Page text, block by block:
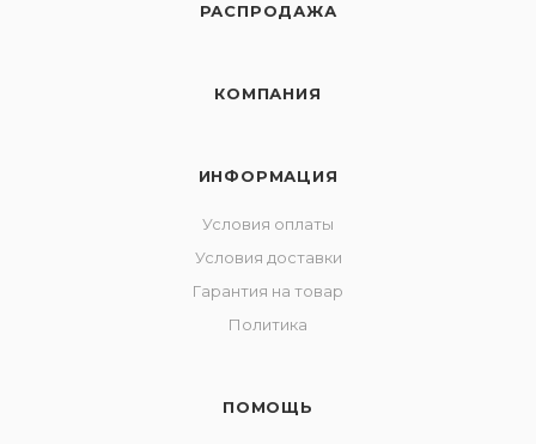
РАСПРОДАЖА
КОМПАНИЯ
ИНФОРМАЦИЯ
Условия оплаты
Условия доставки
Гарантия на товар
Политика
ПОМОЩЬ